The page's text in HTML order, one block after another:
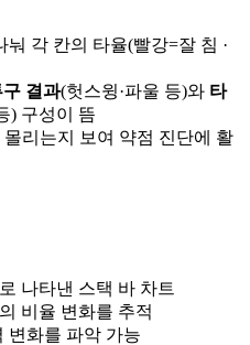
눠 각 칸의 타율(빨강=잘 침 ·
구 결과(헛스윙·파울 등)와 타
) 구성이 뜸
리는지 보여 약점 진단에 활
로 나타낸 스택 바 차트
비율 변화를 추적
변화를 파악 가능